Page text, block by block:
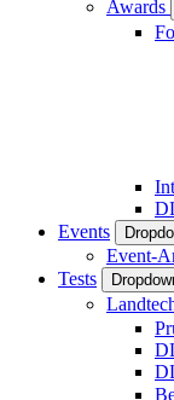
Awards
Events
Event-
Tests